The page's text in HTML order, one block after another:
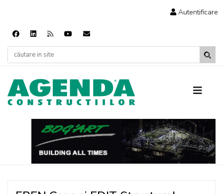
Autentificare